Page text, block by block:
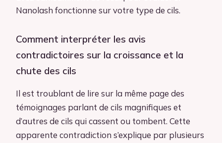
Nanolash fonctionne sur votre type de cils.
Comment interpréter les avis
contradictoires sur la croissance et la
chute des cils
Il est troublant de lire sur la même page des
témoignages parlant de cils magnifiques et
d’autres de cils qui cassent ou tombent. Cette
apparente contradiction s’explique par plusieurs